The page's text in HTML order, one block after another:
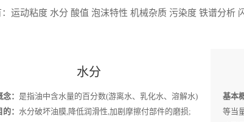
运动粘度 水分 酸值 泡沫特性 机械杂质 污染度 铁谱分析
水分
： 是指油中含水量的百分数(游离水、乳化水、溶解水)
： 水分破坏油膜,降低润滑性,加剧摩擦付部件的磨损;
基本
等当